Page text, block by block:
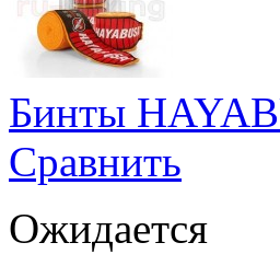
Бинты
Сравнить
Ожидается